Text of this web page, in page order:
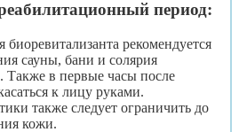
период:
рекомендуется
сауны, бани и солярия
в первые часы после
к лицу руками.
также следует ограничить до
кожи.